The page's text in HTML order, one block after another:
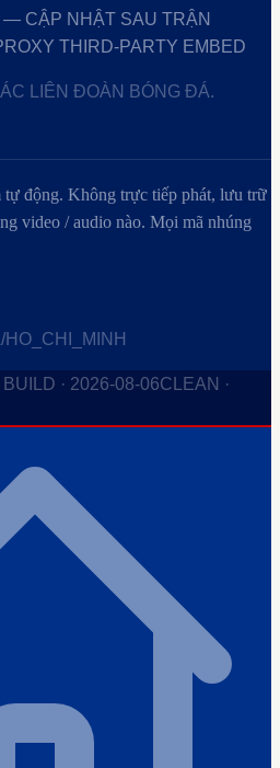
— CẬP NHẬT SAU TRẬN
THIRD-PARTY EMBED
LIÊN ĐOÀN BÓNG ĐÁ.
tự động. Không trực tiếp phát, lưu trữ
video / audio nào. Mọi mã nhúng
HO_CHI_MINH
· 2026-08-06CLEAN ·